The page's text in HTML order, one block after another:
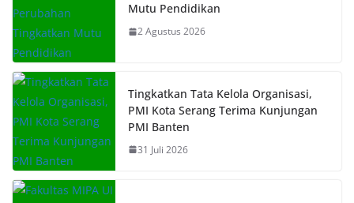
Mutu Pendidikan
2 Agustus 2026
Tingkatkan Tata Kelola Organisasi,
PMI Kota Serang Terima Kunjungan
PMI Banten
31 Juli 2026